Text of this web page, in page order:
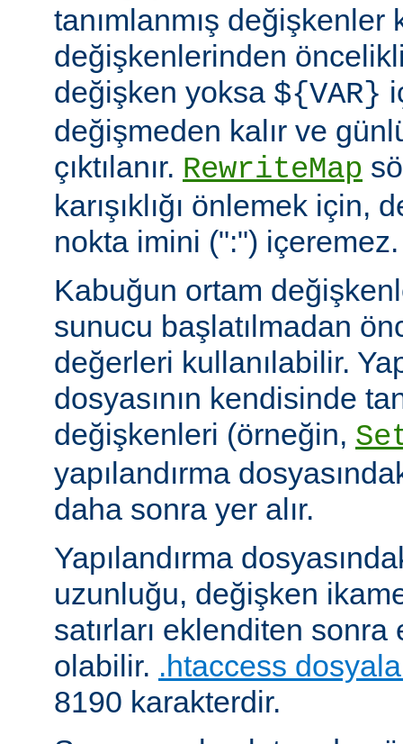
tanımlanmış değişkenler
değişkenlerinden
değişken yoksa ${VAR}
değişmeden kalır ve
çıktılanır. RewriteMap
karışıklığı önlemek için,
nokta imini (":") içeremez.
Kabuğun ortam
sunucu başlatılmadan
değerleri kullanılabilir.
dosyasının kendisinde
değişkenleri (örneğin,
yapılandırma
daha sonra yer alır.
Yapılandırma
uzunluğu, değişken
satırları eklenditen
olabilir. .htaccess
8190 karakterdir.